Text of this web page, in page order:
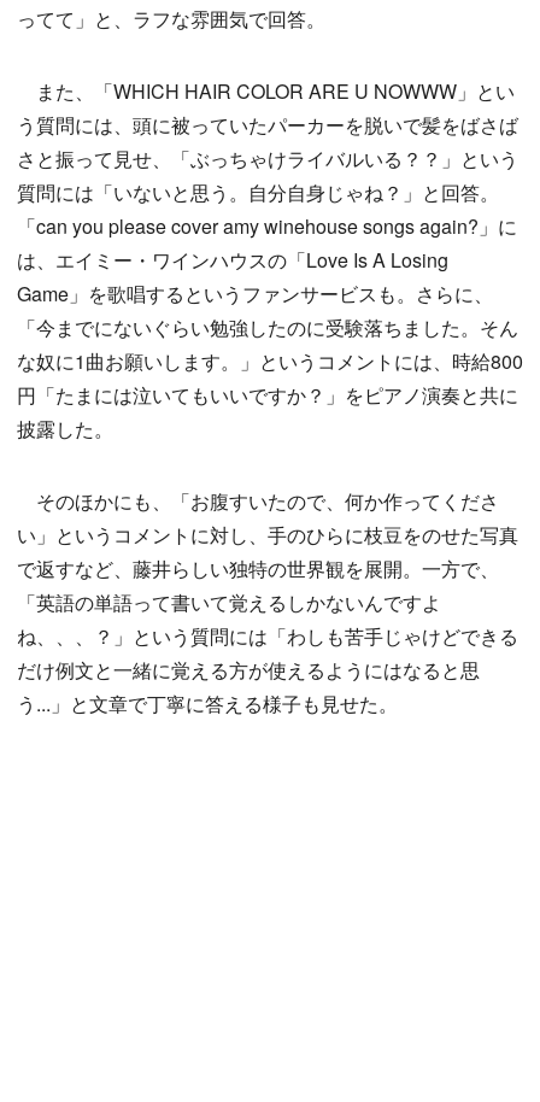
ってて」と、ラフな雰囲気で回答。
また、「WHICH HAIR COLOR ARE U NOWWW」とい
う質問には、頭に被っていたパーカーを脱いで髪をばさば
さと振って見せ、「ぶっちゃけライバルいる？？」という
質問には「いないと思う。自分自身じゃね？」と回答。
「can you please cover amy winehouse songs again?」に
は、エイミー・ワインハウスの「Love Is A Losing
Game」を歌唱するというファンサービスも。さらに、
「今までにないぐらい勉強したのに受験落ちました。そん
な奴に1曲お願いします。」というコメントには、時給800
円「たまには泣いてもいいですか？」をピアノ演奏と共に
披露した。
そのほかにも、「お腹すいたので、何か作ってくださ
い」というコメントに対し、手のひらに枝豆をのせた写真
で返すなど、藤井らしい独特の世界観を展開。一方で、
「英語の単語って書いて覚えるしかないんですよ
ね、、、？」という質問には「わしも苦手じゃけどできる
だけ例文と一緒に覚える方が使えるようにはなると思
う...」と文章で丁寧に答える様子も見せた。